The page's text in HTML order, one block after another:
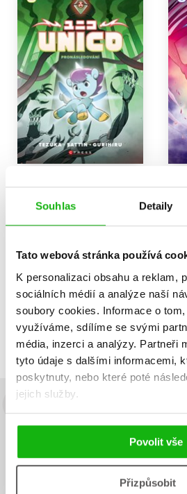
Souhlas Detaily
Tato webová stránka používá
K personalizaci obsahu a reklam,
sociálních médií a analýze naší
soubory cookies. Informace o
využíváme, sdílíme se svými
média, inzerci a analýzy. Partneři
tyto údaje s dalšími informacemi,
poskytnuty, nebo které poté
jejich služby.
Povolit vše
Přizpůsobit
319 Kč
Zobrazuji 1 až 2 z celkem 2 záznamů
Předchozí 1
Budete to vědět jako
Zajímá Vás, jaký knižní hit právě vychází,
mailových novineksouhlasíte se